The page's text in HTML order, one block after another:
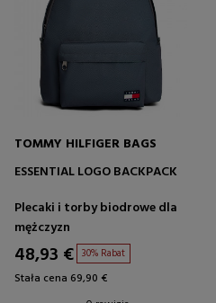
TOMMY HILFIGER BAGS
ESSENTIAL LOGO BACKPACK
Plecaki i torby biodrowe dla
mężczyzn
48,93 € 30% Rabat
Stała cena 69,90 €